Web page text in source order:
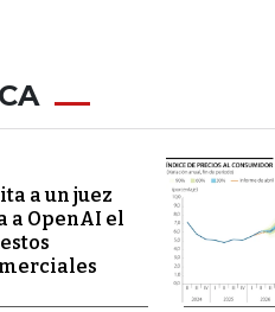
a un juez
a OpenAI el